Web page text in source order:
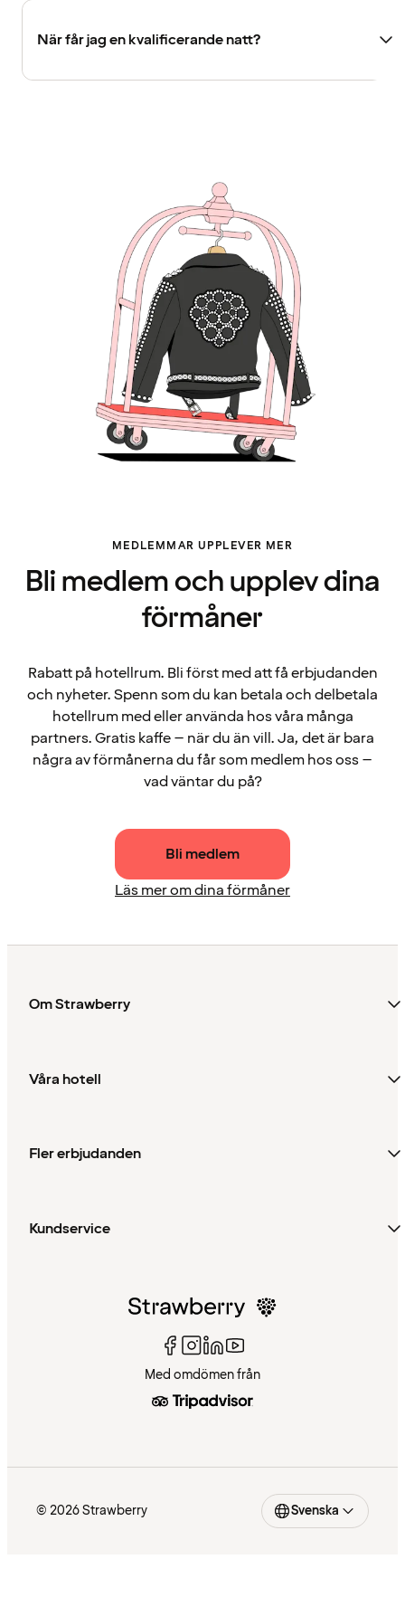
När får jag en kvalificerande natt?
MEDLEMMAR UPPLEVER MER
Bli medlem och upplev dina
förmåner
Rabatt på hotellrum. Bli först med att få erbjudanden
och nyheter. Spenn som du kan betala och delbetala
hotellrum med eller använda hos våra många
partners. Gratis kaffe – när du än vill. Ja, det är bara
några av förmånerna du får som medlem hos oss –
vad väntar du på?
Bli medlem
Läs mer om dina förmåner
Om Strawberry
Våra hotell
Fler erbjudanden
Kundservice
Med omdömen från
© 2026 Strawberry Svenska